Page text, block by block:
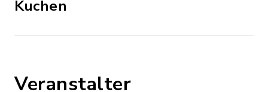
Kuchen
Veranstalter